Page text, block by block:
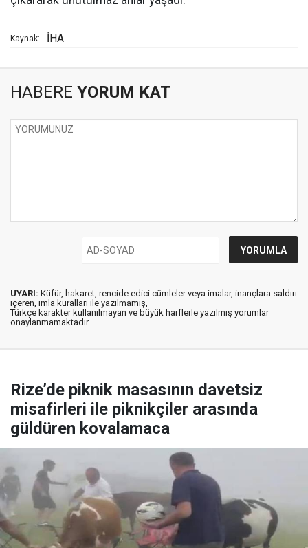
Kaynak: İHA
HABERE YORUM KAT
UYARI: Küfür, hakaret, rencide edici cümleler veya imalar, inançlara saldırı
içeren, imla kuralları ile yazılmamış,
Türkçe karakter kullanılmayan ve büyük harflerle yazılmış yorumlar
onaylanmamaktadır.
Rize’de piknik masasının davetsiz
misafirleri ile piknikçiler arasında
güldüren kovalamaca